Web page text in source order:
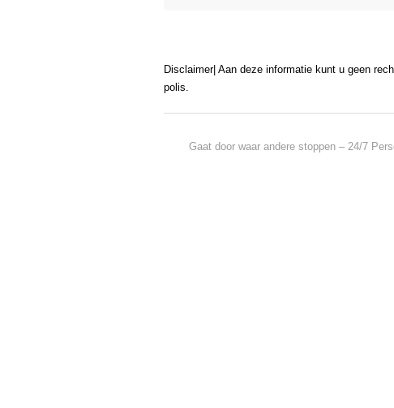
Disclaimer| Aan deze informatie kunt u geen
polis.
Gaat door waar andere stoppen – 24/7